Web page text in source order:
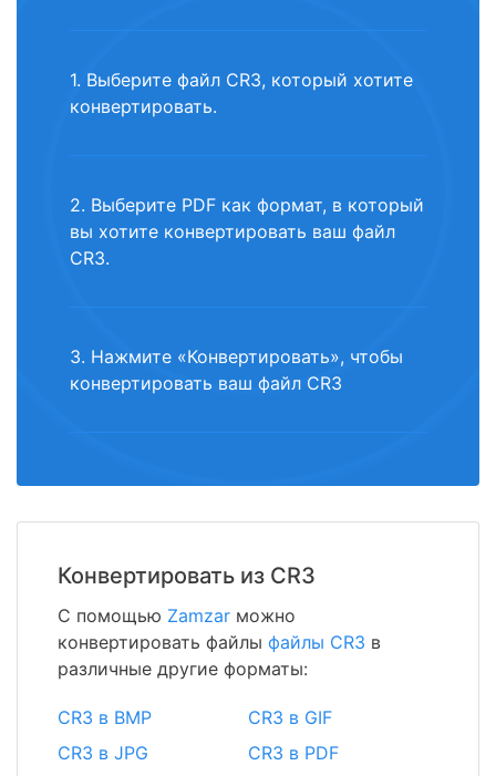
1. Выберите файл CR3, который хотите
конвертировать.
2. Выберите PDF как формат, в который
вы хотите конвертировать ваш файл
CR3.
3. Нажмите «Конвертировать», чтобы
конвертировать ваш файл CR3
Конвертировать из CR3
С помощью Zamzar можно
конвертировать файлы файлы CR3 в
различные другие форматы:
CR3 в BMP
CR3 в GIF
CR3 в JPG
CR3 в PDF